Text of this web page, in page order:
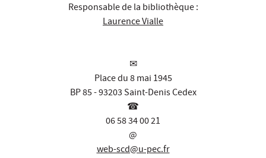
Responsable de la bibliothèque :
Laurence Vialle
✉
Place du 8 mai 1945
BP 85 - 93203 Saint-Denis Cedex
☎
06 58 34 00 21
@
web-scd@u-pec.fr